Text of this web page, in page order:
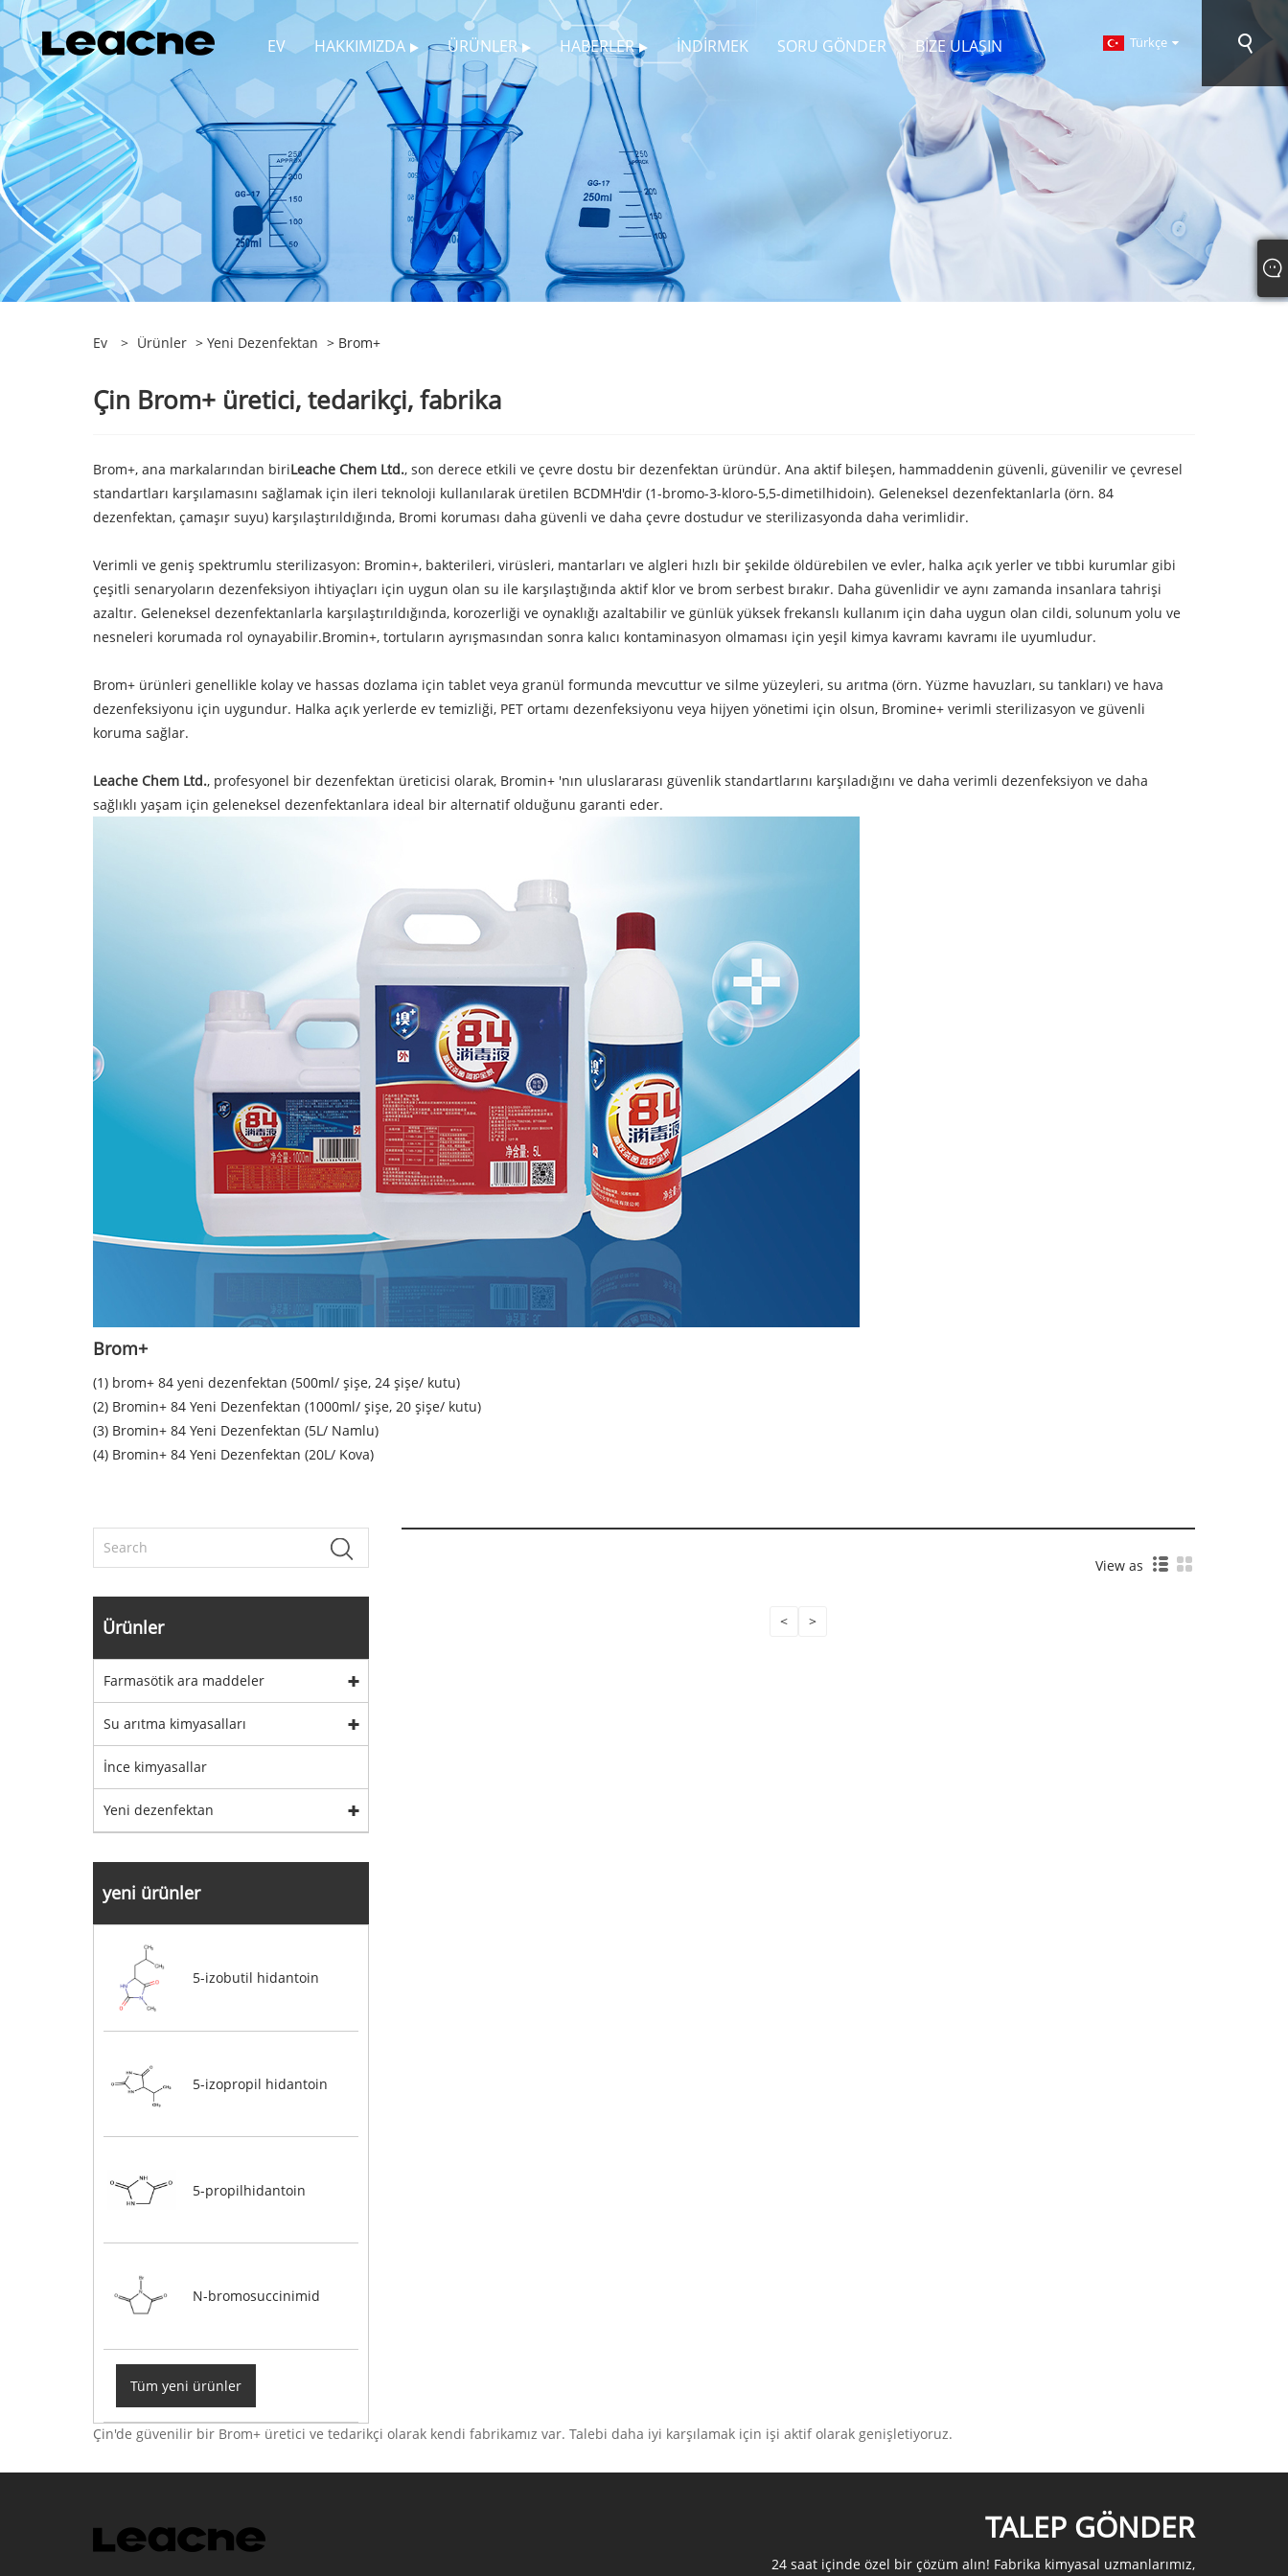
EV HAKKIMIZDA ÜRÜNLER HABERLER İNDIRMEK SORU GÖNDER BIZE ULAŞIN Türkçe
Ev > Ürünler > Yeni Dezenfektan > Brom+
Çin Brom+ üretici, tedarikçi, fabrika
Brom+, ana markalarından biriLeache Chem Ltd., son derece etkili ve çevre dostu bir dezenfektan üründür. Ana aktif bileşen, hammaddenin güvenli, güvenilir ve çevresel
standartları karşılamasını sağlamak için ileri teknoloji kullanılarak üretilen BCDMH'dir (1-bromo-3-kloro-5,5-dimetilhidoin). Geleneksel dezenfektanlarla (örn. 84
dezenfektan, çamaşır suyu) karşılaştırıldığında, Bromi koruması daha güvenli ve daha çevre dostudur ve sterilizasyonda daha verimlidir.
Verimli ve geniş spektrumlu sterilizasyon: Bromin+, bakterileri, virüsleri, mantarları ve algleri hızlı bir şekilde öldürebilen ve evler, halka açık yerler ve tıbbi kurumlar gibi
çeşitli senaryoların dezenfeksiyon ihtiyaçları için uygun olan su ile karşılaştığında aktif klor ve brom serbest bırakır. Daha güvenlidir ve aynı zamanda insanlara tahrişi
azaltır. Geleneksel dezenfektanlarla karşılaştırıldığında, korozerliği ve oynaklığı azaltabilir ve günlük yüksek frekanslı kullanım için daha uygun olan cildi, solunum yolu ve
nesneleri korumada rol oynayabilir.Bromin+, tortuların ayrışmasından sonra kalıcı kontaminasyon olmaması için yeşil kimya kavramı kavramı ile uyumludur.
Brom+ ürünleri genellikle kolay ve hassas dozlama için tablet veya granül formunda mevcuttur ve silme yüzeyleri, su arıtma (örn. Yüzme havuzları, su tankları) ve hava
dezenfeksiyonu için uygundur. Halka açık yerlerde ev temizliği, PET ortamı dezenfeksiyonu veya hijyen yönetimi için olsun, Bromine+ verimli sterilizasyon ve güvenli
koruma sağlar.
Leache Chem Ltd., profesyonel bir dezenfektan üreticisi olarak, Bromin+ 'nın uluslararası güvenlik standartlarını karşıladığını ve daha verimli dezenfeksiyon ve daha
sağlıklı yaşam için geleneksel dezenfektanlara ideal bir alternatif olduğunu garanti eder.
Brom+
(1) brom+ 84 yeni dezenfektan (500ml/ şişe, 24 şişe/ kutu)
(2) Bromin+ 84 Yeni Dezenfektan (1000ml/ şişe, 20 şişe/ kutu)
(3) Bromin+ 84 Yeni Dezenfektan (5L/ Namlu)
(4) Bromin+ 84 Yeni Dezenfektan (20L/ Kova)
Ürünler
Farmasötik ara maddeler
Su arıtma kimyasalları
İnce kimyasallar
Yeni dezenfektan
yeni ürünler
5-izobutil hidantoin
5-izopropil hidantoin
5-propilhidantoin
N-bromosuccinimid
Tüm yeni ürünler
View as
< >
Çin'de güvenilir bir Brom+ üretici ve tedarikçi olarak kendi fabrikamız var. Talebi daha iyi karşılamak için işi aktif olarak genişletiyoruz.
TALEP GÖNDER
24 saat içinde özel bir çözüm alın! Fabrika kimyasal uzmanlarımız,